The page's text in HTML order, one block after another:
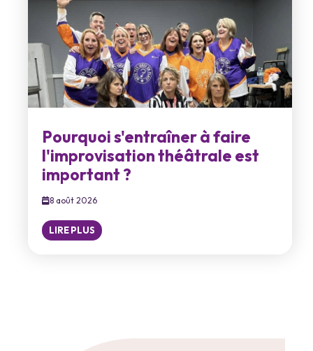
Pourquoi s'entraîner à faire
l'improvisation théâtrale est
important ?
8 août 2026
LIRE PLUS